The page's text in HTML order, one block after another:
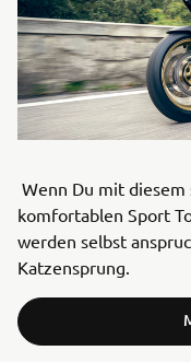
Wenn Du mit diesem
komfortablen Sport
werden selbst
Katzensprung.